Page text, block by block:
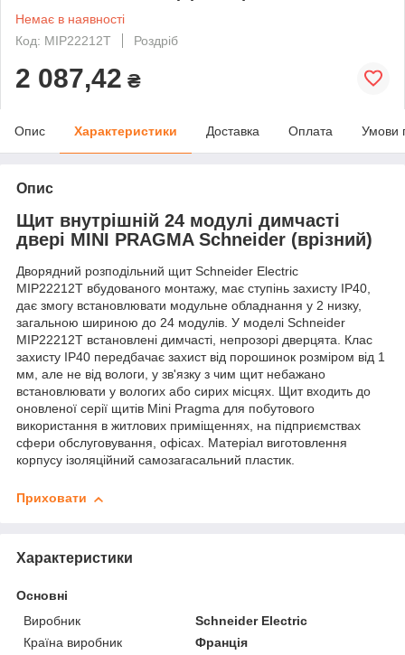
Немає в наявності
Код: MIP22212T
Роздріб
2 087,42 ₴
Опис Характеристики Доставка Оплата Умови
Опис
Щит внутрішній 24 модулі димчасті
двері MINI PRAGMA Schneider (врізний)
Дворядний розподільний щит Schneider Electric
MIP22212T вбудованого монтажу, має ступінь захисту IP40,
дає змогу встановлювати модульне обладнання у 2 низку,
загальною шириною до 24 модулів. У моделі Schneider
MIP22212T встановлені димчасті, непрозорі дверцята. Клас
захисту IP40 передбачає захист від порошинок розміром від 1
мм, але не від вологи, у зв'язку з чим щит небажано
встановлювати у вологих або сирих місцях. Щит входить до
оновленої серії щитів Mini Pragma для побутового
використання в житлових приміщеннях, на підприємствах
сфери обслуговування, офісах. Матеріал виготовлення
корпусу ізоляційний самозагасальний пластик.
Приховати
Характеристики
Основні
Виробник
Schneider Electric
Країна виробник
Франція